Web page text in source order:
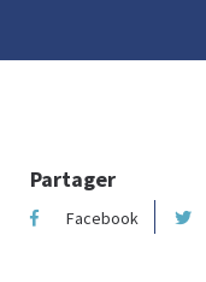
Partager
Facebook